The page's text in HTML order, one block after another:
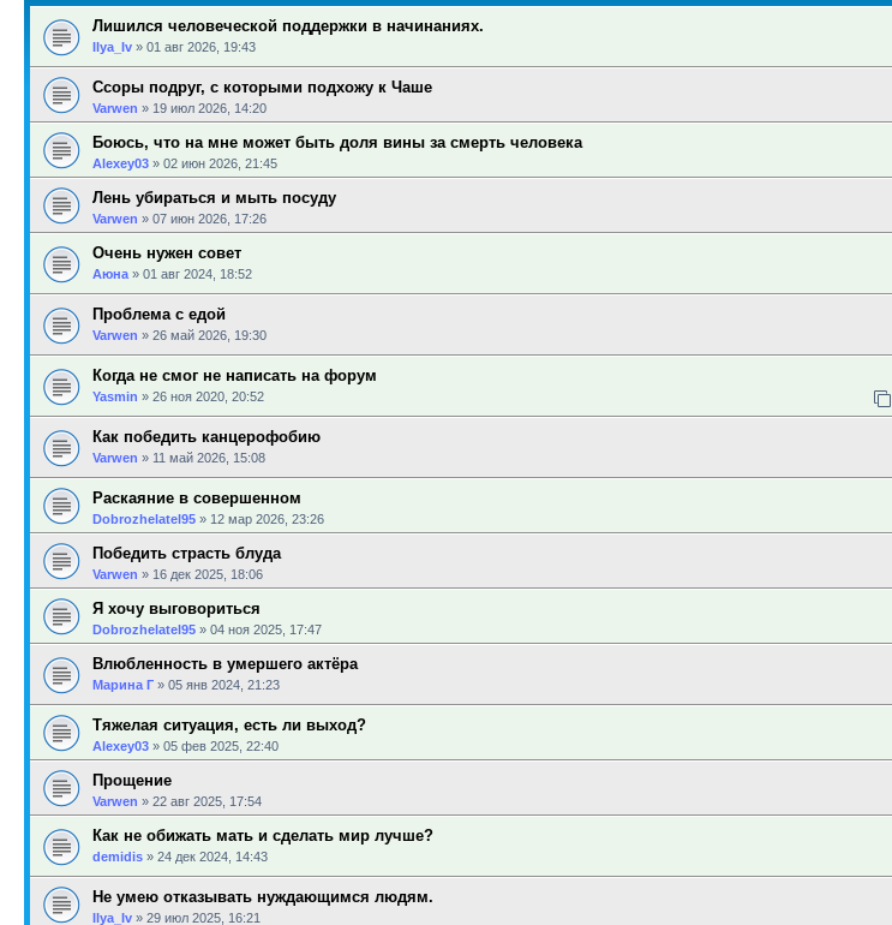
Лишился человеческой поддержки в начинаниях.
Ilya_Iv » 01 авг 2026, 19:43
Ссоры подруг, с которыми подхожу к Чаше
Varwen » 19 июл 2026, 14:20
Боюсь, что на мне может быть доля вины за смерть человека
Alexey03 » 02 июн 2026, 21:45
Лень убираться и мыть посуду
Varwen » 07 июн 2026, 17:26
Очень нужен совет
Аюна » 01 авг 2024, 18:52
Проблема с едой
Varwen » 26 май 2026, 19:30
Когда не смог не написать на форум
Yasmin » 26 ноя 2020, 20:52
Как победить канцерофобию
Varwen » 11 май 2026, 15:08
Раскаяние в совершенном
Dobrozhelatel95 » 12 мар 2026, 23:26
Победить страсть блуда
Varwen » 16 дек 2025, 18:06
Я хочу выговориться
Dobrozhelatel95 » 04 ноя 2025, 17:47
Влюбленность в умершего актёра
Марина Г » 05 янв 2024, 21:23
Тяжелая ситуация, есть ли выход?
Alexey03 » 05 фев 2025, 22:40
Прощение
Varwen » 22 авг 2025, 17:54
Как не обижать мать и сделать мир лучше?
demidis » 24 дек 2024, 14:43
Не умею отказывать нуждающимся людям.
Ilya_Iv » 29 июл 2025, 16:21